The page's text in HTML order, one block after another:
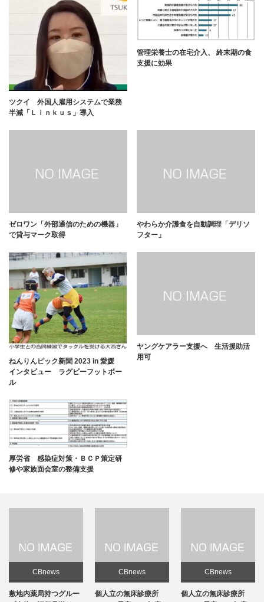
ツクイ 外国人雇用システムで業務
半減「Ｌｉｎｋｕｓ」導入
管理栄養士の在宅介入、 終末期の食
支援に効果
ゼロワン「外部通信のための機器」
で貸与マーク取得
やわらか介護食を自動調理「デリソ
フター」
ねんりんピック新聞 2023 in 愛媛
インタビュー ラグビーフットボー
ル
ヤングケアラー支援へ 生活援助活
用可
厚労省 感染症対策・ＢＣＰ策定研
修や家族面会室の整備支援
CBnews
敷地内薬局持つグルー
CBnews
個人立の無床診療所
CBnews
個人立の無床診療所